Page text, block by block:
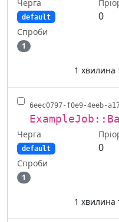
Черга
default 0
Спроби
1
1 хвилина
6eec0797-f0e9-4eeb-
Черга
default 0
Спроби
1
1 хвилина